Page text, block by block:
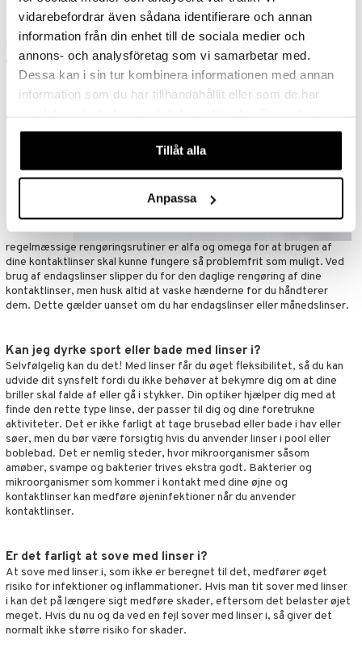
vidarebefordrar även sådana identifierare och annan
information från din enhet till de sociala medier och
annons- och analysföretag som vi samarbetar med.
Dessa kan i sin tur kombinera informationen med annan
information som du har tillhandahållit eller som de har
våra cookies vid fortsatt användande av vår webbplats.
Tillåt alla
Anpassa
Grundige og
regelmæssige rengøringsrutiner er alfa og omega for at brugen af
dine kontaktlinser skal kunne fungere så problemfrit som muligt. Ved
brug af endagslinser slipper du for den daglige rengøring af dine
kontaktlinser, men husk altid at vaske hænderne for du håndterer
dem. Dette gælder uanset om du har endagslinser eller månedslinser.
Kan jeg dyrke sport eller bade med linser i?
Selvfølgelig kan du det! Med linser får du øget fleksibilitet, så du kan
udvide dit synsfelt fordi du ikke behøver at bekymre dig om at dine
briller skal falde af eller gå i stykker. Din optiker hjælper dig med at
finde den rette type linse, der passer til dig og dine foretrukne
aktiviteter. Det er ikke farligt at tage brusebad eller bade i hav eller
søer, men du bør være forsigtig hvis du anvender linser i pool eller
boblebad. Det er nemlig steder, hvor mikroorganismer såsom
amøber, svampe og bakterier trives ekstra godt. Bakterier og
mikroorganismer som kommer i kontakt med dine øjne og
kontaktlinser kan medføre øjeninfektioner når du anvender
kontaktlinser.
Er det farligt at sove med linser i?
At sove med linser i, som ikke er beregnet til det, medfører øget
risiko for infektioner og inflammationer. Hvis man tit sover med linser
i kan det på længere sigt medføre skader, eftersom det belaster øjet
meget. Hvis du nu og da ved en fejl sover med linser i, så giver det
normalt ikke større risiko for skader.